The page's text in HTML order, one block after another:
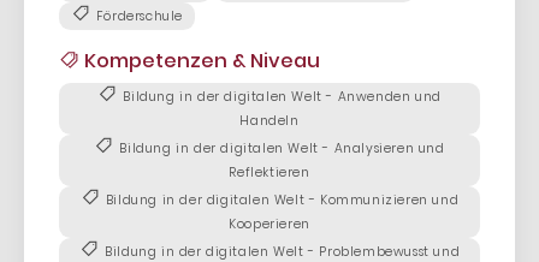
Förderschule
Kompetenzen & Niveau
Bildung in der digitalen Welt - Anwenden und
Handeln
Bildung in der digitalen Welt - Analysieren und
Reflektieren
Bildung in der digitalen Welt - Kommunizieren und
Kooperieren
Bildung in der digitalen Welt - Problembewusst und